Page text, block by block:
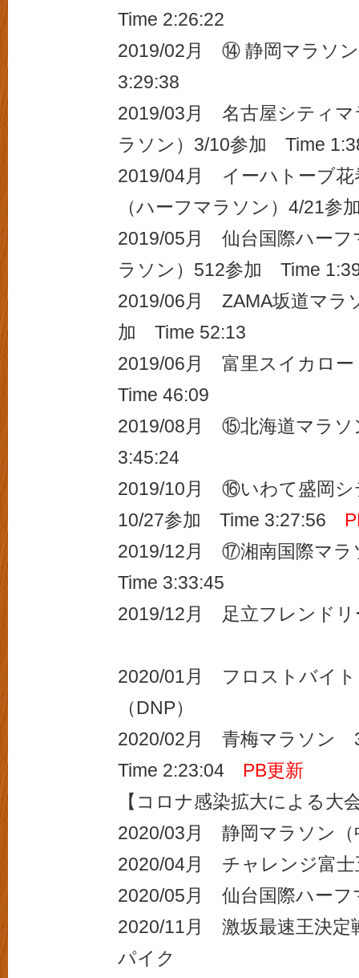
Time 2:26:22
2019/02月 ⑭ 静岡マラソ
3:29:38
2019/03月 名古屋シティマ
ラソン）3/10参加 Time
2019/04月 イーハトーブ花
（ハーフマラソン）4/21
2019/05月 仙台国際ハーフ
ラソン）512参加 Time
2019/06月 ZAMA坂道マラ
加 Time 52:13
2019/06月 富里スイカロー
Time 46:09
2019/08月 ⑮北海道マラ
3:45:24
2019/10月 ⑯いわて盛岡
10/27参加 Time 3:27:56
2019/12月 ⑰湘南国際マ
Time 3:33:45
2019/12月 足立フレンドリ
2020/01月 フロストバイト
（DNP）
2020/02月 青梅マラソ
Time 2:23:04 PB更新
【コロナ感染拡大による大
2020/03月 静岡マラソン（
2020/04月 チャレンジ富士
2020/05月 仙台国際ハーフ
2020/11月 激坂最速王決定
パイク